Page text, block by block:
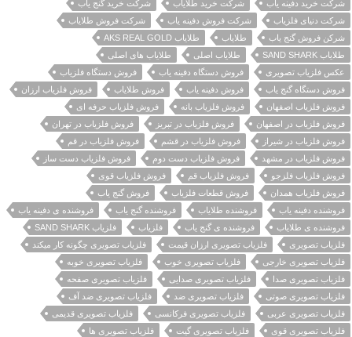
شرکت خرید دفینه یاب
شرکت خرید طلایاب
شرکت خرید گنج یاب
شرکت دنیای فلزیاب
شرکت فروش دفینه یاب
شرکت فروش طلایاب
شرکن فروش گنج یاب
طلایاب
طلایاب AKS REAL GOLD
طلایاب SAND SHARK
طلایاب اصلی
طلایاب های اصلی
عکس فلزیاب تصویری
فروش دستگاه دفینه یاب
فروش دستگاه فلزیاب
فروش دستگاه گنج یاب
فروش دفینه یاب فروش طلایاب
فروش فلزیاب ارزان
فروش فلزیاب اصفهان
فروش فلزیاب بانه
فروش فلزیاب حرفه ای
فروش فلزیاب در اصفهان
فروش فلزیاب در تبریز
فروش فلزیاب در تهران
فروش فلزیاب در شیراز
فروش فلزیاب در قشم
فروش فلزیاب در قم
فروش فلزیاب در مشهد
فروش فلزیاب دست دوم
فروش فلزیاب دست ساز
فروش فلزیاب فلزجو
فروش فلزیاب قم
فروش فلزیاب قوی
فروش فلزیاب همدان
فروش قطعات فلزیاب
فروش گنج یاب
فروشنده دفینه یاب
فروشنده طلایاب فروشنده گنج یاب
فروشنده ی دفینه یاب
فروشنده ی طلایاب
فروشنده ی گنج یاب فلزیاب
فلزیاب SAND SHARK
فلزیاب تصویری
فلزیاب تصویری ارزان قیمت
فلزیاب تصویری چگونه کار میکند
فلزیاب تصویری خارجی
فلزیاب تصویری خوب
فلزیاب تصویری خوبه
فلزیاب تصویری صدا
فلزیاب تصویری صدایی
فلزیاب تصویری صفحه
فلزیاب تصویری صوتی
فلزیاب تصویری ضد
فلزیاب تصویری ضد آف
فلزیاب تصویری عربی
فلزیاب تصویری فرکانسی
فلزیاب تصویری قدیمی
فلزیاب تصویری قوی
فلزیاب تصویری گیت
فلزیاب تصویری ها